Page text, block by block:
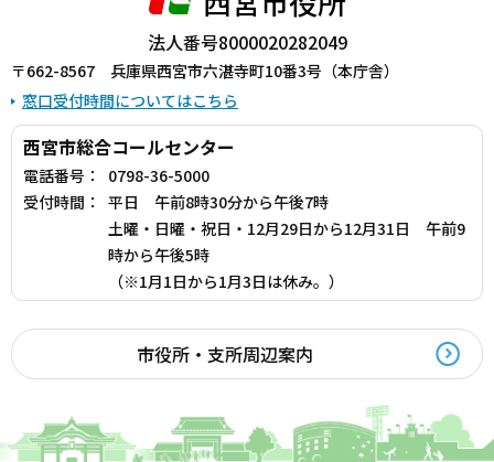
法人番号8000020282049
〒662-8567 兵庫県西宮市六湛寺町10番3号（本庁舎）
窓口受付時間についてはこちら
西宮市総合コールセンター
電話番号：
0798-36-5000
受付時間：
平日 午前8時30分から午後7時
土曜・日曜・祝日・12月29日から12月31日 午前9
時から午後5時
（※1月1日から1月3日は休み。）
市役所・支所周辺案内